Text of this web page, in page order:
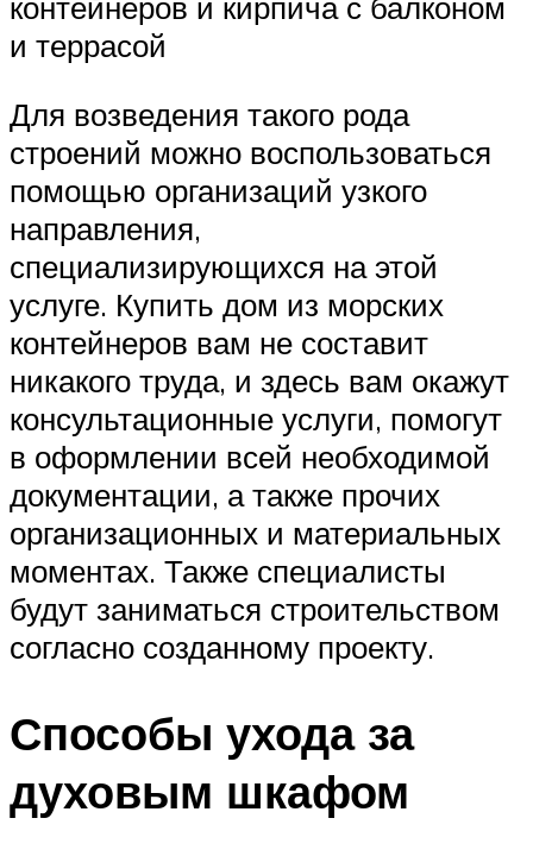
контейнеров и кирпича с балконом
и террасой
Для возведения такого рода
строений можно воспользоваться
помощью организаций узкого
направления,
специализирующихся на этой
услуге. Купить дом из морских
контейнеров вам не составит
никакого труда, и здесь вам окажут
консультационные услуги, помогут
в оформлении всей необходимой
документации, а также прочих
организационных и материальных
моментах. Также специалисты
будут заниматься строительством
согласно созданному проекту.
Способы ухода за
духовым шкафом